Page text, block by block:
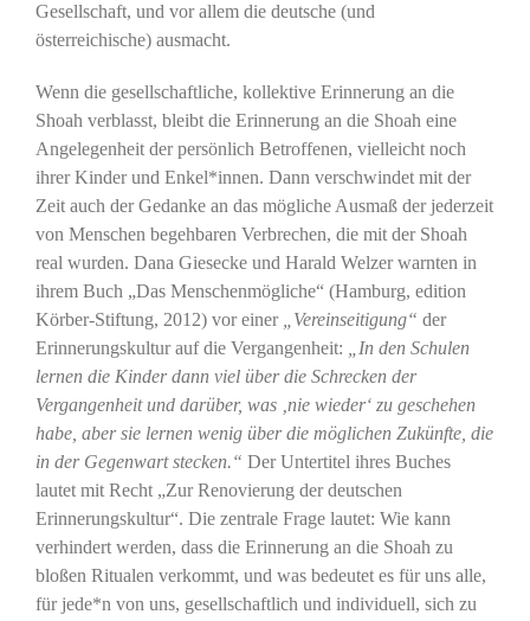
Gesellschaft, und vor allem die deutsche (und
österreichische) ausmacht.
Wenn die gesellschaftliche, kollektive Erinnerung an die
Shoah verblasst, bleibt die Erinnerung an die Shoah eine
Angelegenheit der persönlich Betroffenen, vielleicht noch
ihrer Kinder und Enkel*innen. Dann verschwindet mit der
Zeit auch der Gedanke an das mögliche Ausmaß der jederzeit
von Menschen begehbaren Verbrechen, die mit der Shoah
real wurden. Dana Giesecke und Harald Welzer warnten in
ihrem Buch „Das Menschenmögliche“ (Hamburg, edition
Körber-Stiftung, 2012) vor einer „Vereinseitigung“ der
Erinnerungskultur auf die Vergangenheit: „In den Schulen
lernen die Kinder dann viel über die Schrecken der
Vergangenheit und darüber, was ‚nie wieder‘ zu geschehen
habe, aber sie lernen wenig über die möglichen Zukünfte, die
in der Gegenwart stecken.“ Der Untertitel ihres Buches
lautet mit Recht „Zur Renovierung der deutschen
Erinnerungskultur“. Die zentrale Frage lautet: Wie kann
verhindert werden, dass die Erinnerung an die Shoah zu
bloßen Ritualen verkommt, und was bedeutet es für uns alle,
für jede*n von uns, gesellschaftlich und individuell, sich zu